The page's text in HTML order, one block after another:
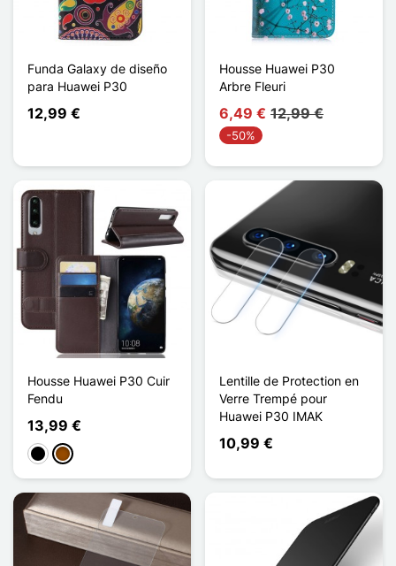
Funda Galaxy de diseño
para Huawei P30
12,99 €
Housse Huawei P30
Arbre Fleuri
6,49 € 12,99 €
-50%
Housse Huawei P30 Cuir
Fendu
13,99 €
NegroMarrón
Lentille de Protection en
Verre Trempé pour
Huawei P30 IMAK
10,99 €